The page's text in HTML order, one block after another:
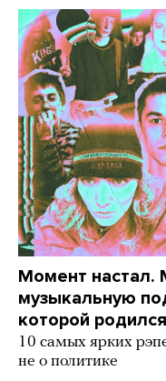
Момент настал.
музыкальную
которой
10 самых ярких
не о политике